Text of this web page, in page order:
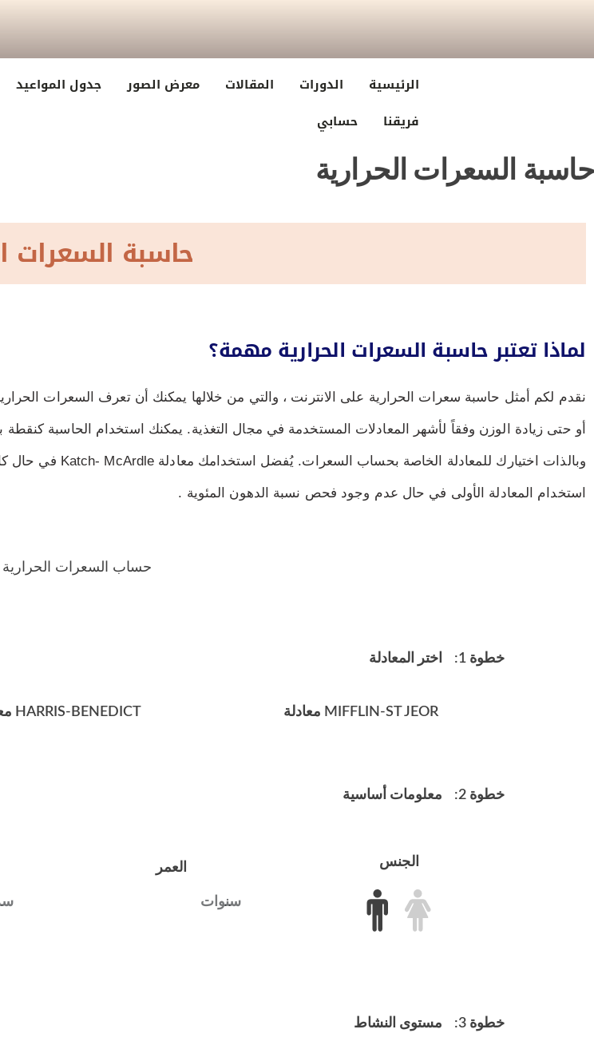
الرئيسية الدورات المقالات معرض الصور جدول المواعيد
فريقنا
حسابي
حاسبة السعرات الحرارية
حاسبة السعرات
لماذا تعتبر حاسبة السعرات الحرارية مهمة؟
نقدم لكم أمثل حاسبة سعرات الحرارية على الانترنت ، والتي من خلالها يمكنك أن تعرف السعرات
أو حتى زيادة الوزن وفقاً لأشهر المعادلات المستخدمة في مجال التغذية. يمكنك استخدام الحاسبة كنقطة
استخدام المعادلة الأولى في حال عدم وجود فحص نسبة الدهون المئوية .
حساب السعرات الحرارية
خطوة 1: اختر المعادلة
MIFFLIN-ST JEOR معادلة HARRIS-BENEDICT معادلة
خطوة 2: معلومات أساسية
الجنس العمر
سنوات
خطوة 3: مستوى النشاط